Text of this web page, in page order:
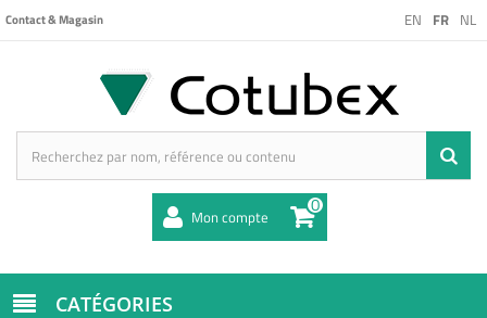
EN FR NL
Contact & Magasin
Mon compte 0
CATÉGORIES